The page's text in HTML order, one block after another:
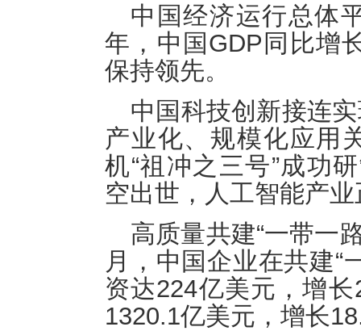
中国经济运行总体
年，中国GDP同比增
保持领先。
中国科技创新接连
产业化、规模化应用
机“祖冲之三号”成功
空出世，人工智能产
高质量共建“一带一
月，中国企业在共建“
资达224亿美元，增
1320.1亿美元，增长